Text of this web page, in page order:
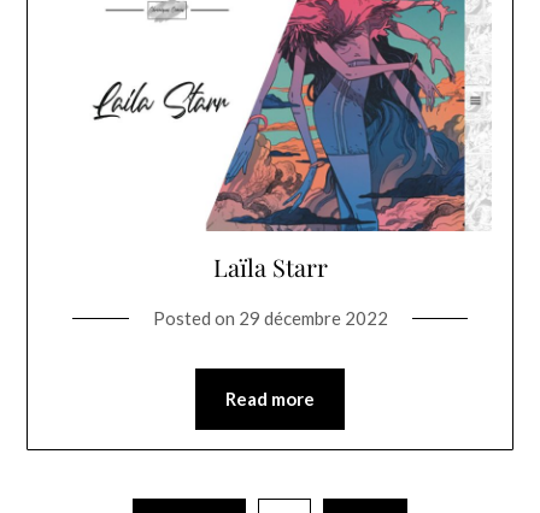
Laïla Starr
Posted on 29 décembre 2022
Read more